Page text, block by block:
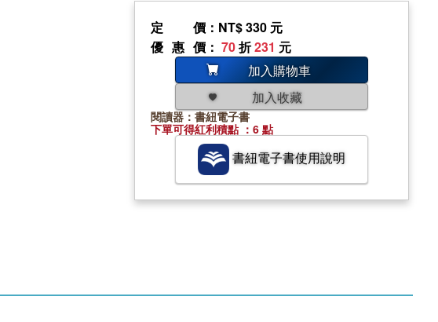
定價 ：NT$ 330 元
優惠價 ： 70折231 元
加入購物車
加入收藏
閱讀器：書紐電子書
下單可得紅利積點 ：6 點
書紐電子書使用說明